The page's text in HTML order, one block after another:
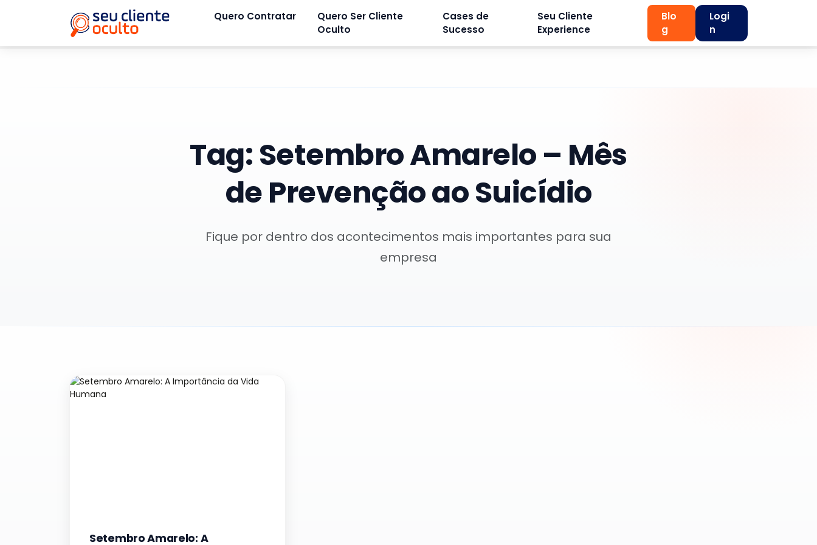
Quero Contratar
Quero Ser Cliente
Oculto
Cases de
Sucesso
Seu Cliente
Experience
Blo
g
Logi
n
Tag:Setembro Amarelo – Mês
de Prevenção ao Suicídio
Fique por dentro dos acontecimentos mais importantes para sua
empresa
Setembro Amarelo: A